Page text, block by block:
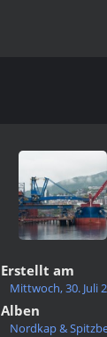
Erstellt am
Mittwoch, 30. Juli
Alben
Nordkap &